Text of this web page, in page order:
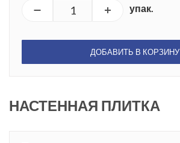
упак.
ДОБАВИТЬ В КОРЗИНУ
НАСТЕННАЯ ПЛИТКА